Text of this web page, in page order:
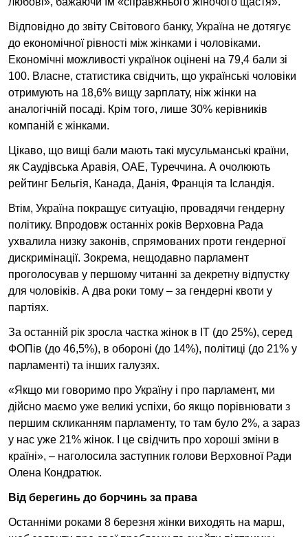
Відповідно до звіту Світового банку, Україна не дотягує
до економічної рівності між жінками і чоловіками.
Економічні можливості українок оцінені на 79,4 бали зі
100. Власне, статистика свідчить, що українські чоловіки
отримують на 18,6% вищу зарплату, ніж жінки на
аналогічній посаді. Крім того, лише 30% керівників
компаній є жінками.
Цікаво, що вищі бали мають такі мусульманські країни,
як Саудівська Аравія, ОАЕ, Туреччина. А очолюють
рейтинг Бельгія, Канада, Данія, Франція та Ісландія.
Втім, Україна покращує ситуацію, провадячи гендерну
політику. Впродовж останніх років Верховна Рада
ухвалила низку законів, спрямованих проти гендерної
дискримінації. Зокрема, нещодавно парламент
проголосував у першому читанні за декретну відпустку
для чоловіків. А два роки тому – за гендерні квоти у
партіях.
За останній рік зросла частка жінок в ІТ (до 25%), серед
ФОПів (до 46,5%), в обороні (до 14%), політиці (до 21% у
парламенті) та інших галузях.
«Якщо ми говоримо про Україну і про парламент, ми
дійсно маємо уже великі успіхи, бо якщо порівнювати з
першим скликанням парламенту, то там було 2%, а зараз
у нас уже 21% жінок. І це свідчить про хороші зміни в
країні», – наголосила заступник голови Верховної Ради
Олена Кондратюк.
Від берегинь до борчинь за права
Останніми роками 8 березня жінки виходять на марш,